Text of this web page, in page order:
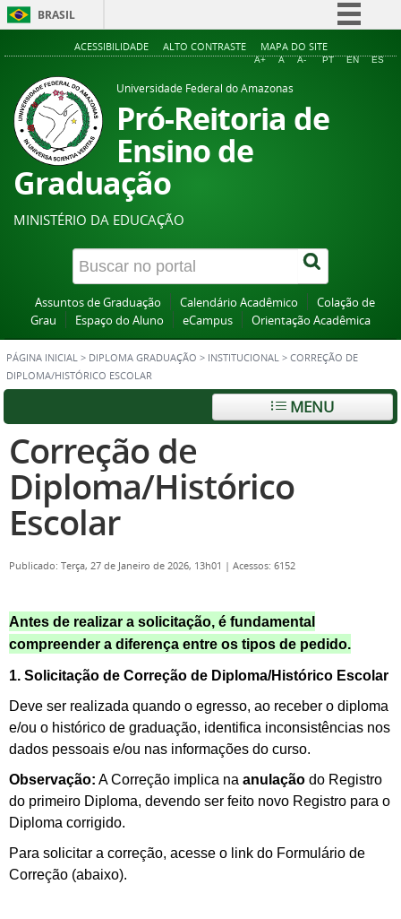
BRASIL
Simplifique!
Acesso à informação
ACESSIBILIDADE ALTO CONTRASTE MAPA DO SITE
A+ A A- PT EN ES
Universidade Federal do Amazonas
Pró-Reitoria de
Ensino de
Graduação
MINISTÉRIO DA EDUCAÇÃO
Assuntos de Graduação Calendário Acadêmico
Colação de
Grau
Espaço do Aluno eCampus Orientação Acadêmica
PÁGINA INICIAL > DIPLOMA GRADUAÇÃO > INSTITUCIONAL > CORREÇÃO DE
DIPLOMA/HISTÓRICO ESCOLAR
MENU
Correção de
Diploma/Histórico
Escolar
Publicado: Terça, 27 de Janeiro de 2026, 13h01 | Acessos: 6152
Antes de realizar a solicitação, é fundamental
compreender a diferença entre os tipos de pedido.
1. Solicitação de Correção de Diploma/Histórico Escolar
Deve ser realizada quando o egresso, ao receber o diploma
e/ou o histórico de graduação, identifica inconsistências nos
dados pessoais e/ou nas informações do curso.
Observação: A Correção implica na anulação do Registro
do primeiro Diploma, devendo ser feito novo Registro para o
Diploma corrigido.
Para solicitar a correção, acesse o link do Formulário de
Correção (abaixo).